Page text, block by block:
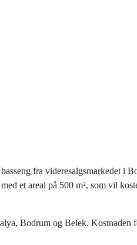
fra videresalgsmarkedet i
et areal på 500 m², som vil
Bodrum og Belek. Kostnaden